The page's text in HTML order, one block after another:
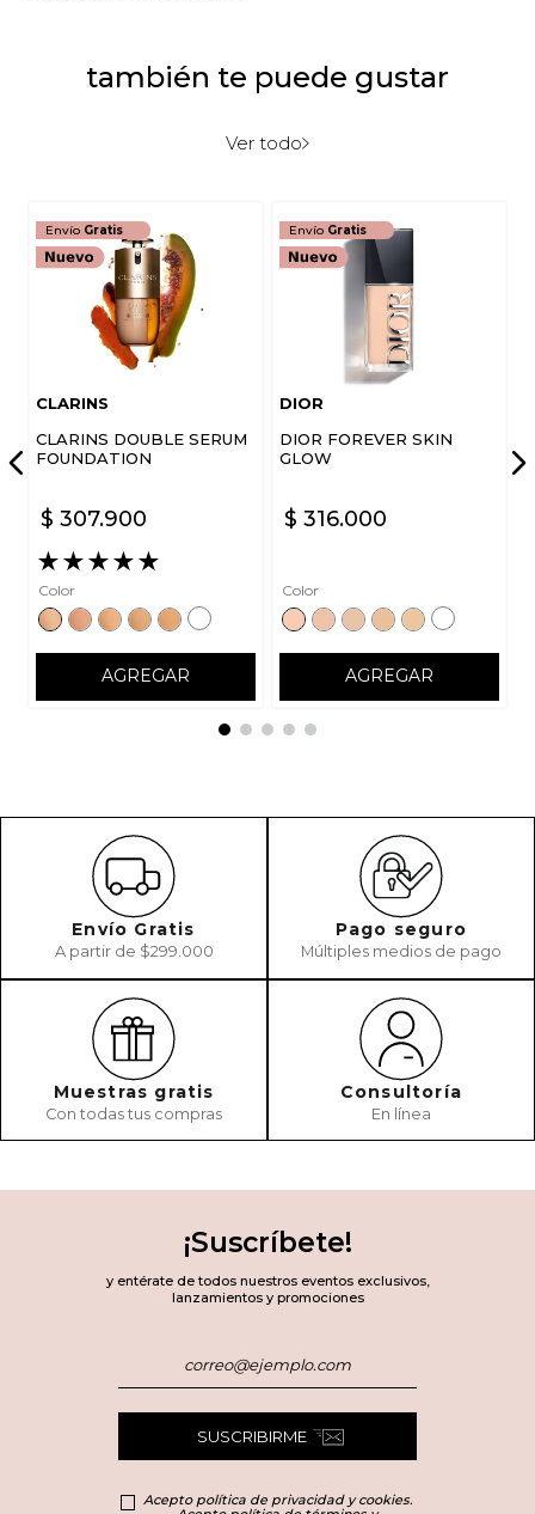
también te puede gustar
Ver todo
Envío Gratis
CLARINS
CLARINS DOUBLE SERUM
FOUNDATION
$ 307.900
★★★★★
Color
AGREGAR
Envío Gratis
DIOR
DIOR FOREVER SKIN
GLOW
$ 316.000
Color
AGREGAR
Envío Gratis
A partir de $299.000
Pago seguro
Múltiples medios de pago
Muestras gratis
Con todas tus compras
Consultoría
En línea
¡Suscríbete!
y entérate de todos nuestros eventos exclusivos,
lanzamientos y promociones
SUSCRIBIRME
Acepto política de privacidad y cookies.